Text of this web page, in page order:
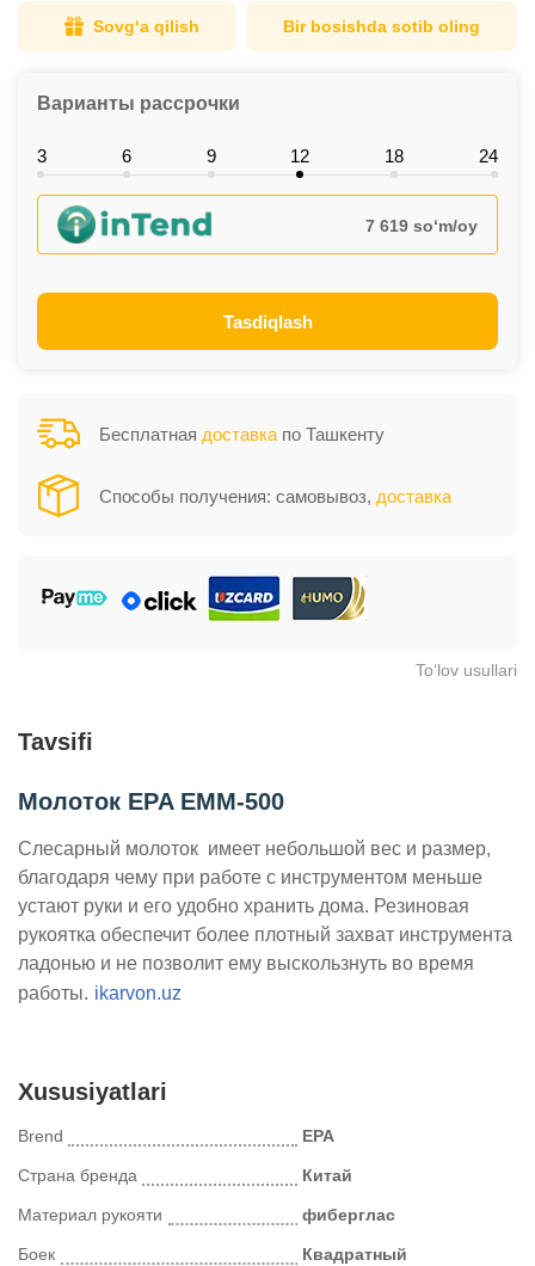
Sovg‘a qilish Bir bosishda sotib oling
Варианты рассрочки
3 6 9 12 18 24
7 619 so‘m/oy
Tasdiqlash
Бесплатная доставка по Ташкенту
Способы получения: самовывоз, доставка
To‘lov usullari
Tavsifi
Молоток EPA EMM-500
Слесарный молоток имеет небольшой вес и размер,
благодаря чему при работе с инструментом меньше
устают руки и его удобно хранить дома. Резиновая
рукоятка обеспечит более плотный захват инструмента
ладонью и не позволит ему выскользнуть во время
работы. ikarvon.uz
Xususiyatlari
Brend EPA
Страна бренда Китай
Материал рукояти фиберглас
Боек Квадратный